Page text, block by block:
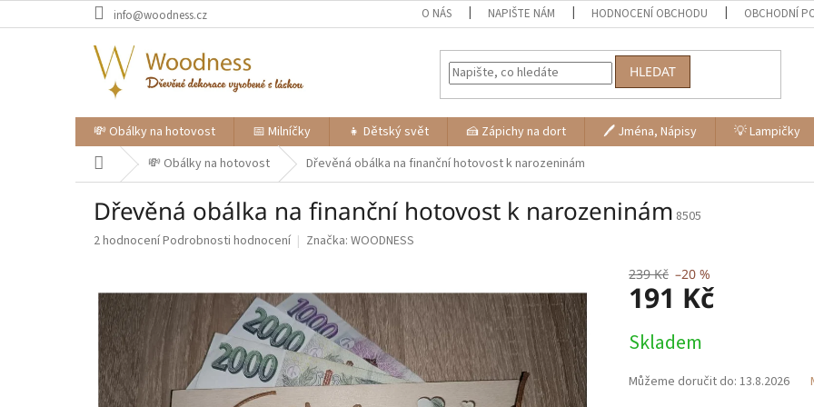
na
info@woodness.cz O NÁS NAPIŠTE NÁM HODNOCENÍ OBCHODU OBCHODNÍ
HLEDAT
💸 Obálky na hotovost 📅 Milníčky 👧 Dětský svět 🍰 Zápichy na dort 🖊 Jména, Nápisy 💡 Lampičky
Domů 💸 Obálky na hotovost Dřevěná obálka na finanční hotovost k narozeninám
Dřevěná obálka na finanční hotovost k narozeninám 8505
Průměrné
je
5,0
hvězdiček.
2 hodnoceníPodrobnosti hodnocení Značka: WOODNESS
239 Kč –20 %
191 Kč
cena:
Skladem
Můžeme doručit do: 13.8.2026